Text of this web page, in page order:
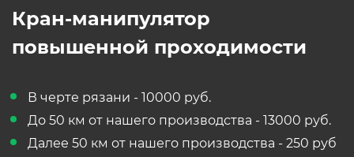
Кран-манипулятор
повышенной проходимости
В черте рязани - 10000 руб.
До 50 км от нашего производства - 13000 руб.
Далее 50 км от нашего производства - 250 руб